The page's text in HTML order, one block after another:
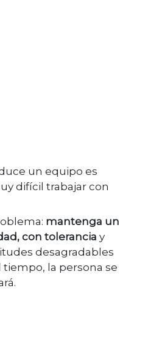
un equipo es
difícil trabajar con
mantenga un
con tolerancia y
desagradables
tiempo, la persona se